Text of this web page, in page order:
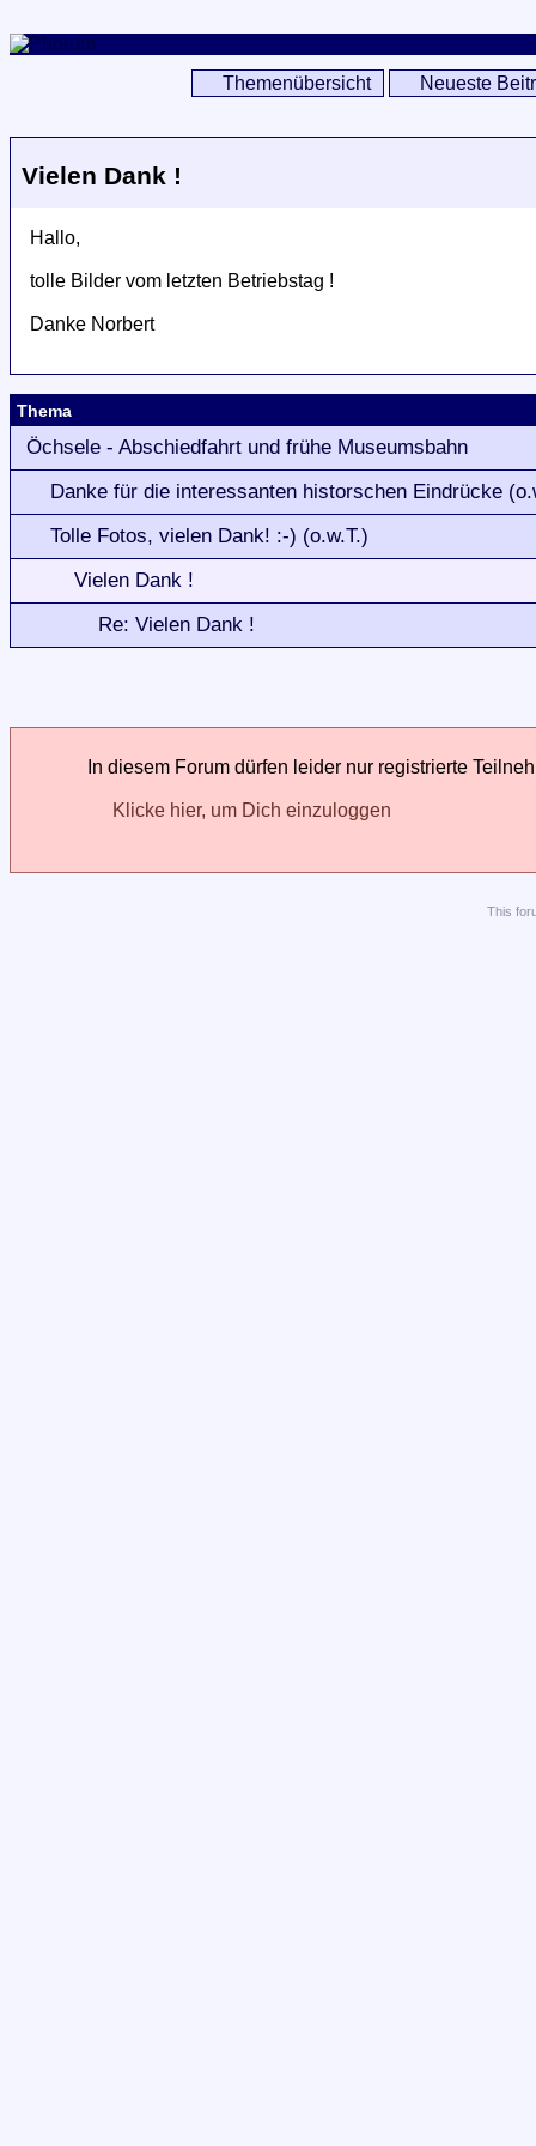
Themenübersicht Neueste
Vielen Dank !
Hallo,
tolle Bilder vom letzten Betriebstag !
Danke Norbert
Thema
Öchsele - Abschiedfahrt und frühe Museumsbahn
Danke für die interessanten historschen Eindrücke
Tolle Fotos, vielen Dank! :-) (o.w.T.)
Vielen Dank !
Re: Vielen Dank !
In diesem Forum dürfen leider nur registrierte
Klicke hier, um Dich einzuloggen
This